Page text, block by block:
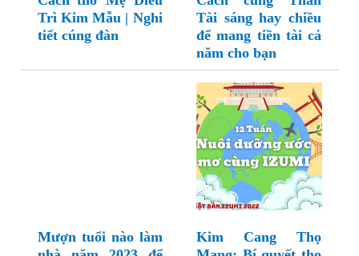
Trì Kim Mẫu | Nghi
tiết cúng đàn
Tài sáng hay chiều
để mang tiền tài cả
năm cho bạn
Mượn tuổi nào làm
Kim Cang Thọ